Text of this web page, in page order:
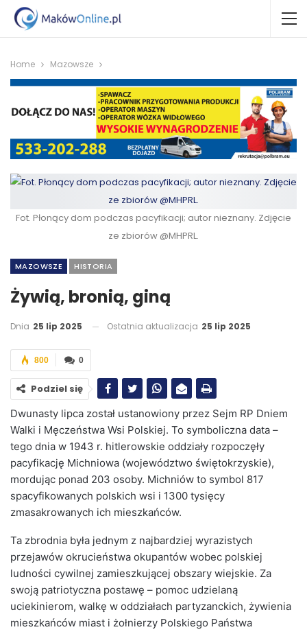
Home Mazowsze
Fot. Płonący dom podczas pacyfikacji; autor nieznany. Zdjęcie
ze zbiorów @MHPRL.
MAZOWSZE HISTORIA
Żywią, bronią, giną
Dnia 25 lip 2025 Ostatnia aktualizacja 25 lip 2025
0
800
Podziel się
Dwunasty lipca został ustanowiony przez Sejm RP Dniem
Walki i Męczeństwa Wsi Polskiej. To symboliczna data –
tego dnia w 1943 r. hitlerowskie oddziały rozpoczęły
pacyfikację Michniowa (województwo świętokrzyskie),
mordując ponad 203 osoby. Michniów to symbol 817
spacyfikowanych polskich wsi i 1300 tysięcy
zmasakrowanych ich mieszkańców.
Ta zbrodnia była jednym z najbardziej wyrazistych
przejawów okrucieństwa okupantów wobec polskiej
ludności cywilnej zamieszkującej obszary wiejskie. Za
swoją patriotyczna postawę – pomoc udzielaną
uciekinierom, walkę w oddziałach partyzanckich, żywienia
mieszkańców miast i żołnierzy Polskiego Państwa